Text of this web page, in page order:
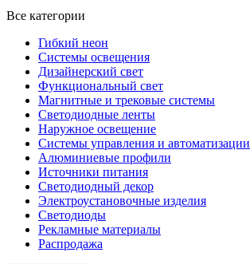
Все категории
Гибкий неон
Системы освещения
Дизайнерский свет
Функциональный свет
Магнитные и трековые системы
Светодиодные ленты
Наружное освещение
Системы управления и автоматизации
Алюминиевые профили
Источники питания
Светодиодный декор
Электроустановочные изделия
Светодиоды
Рекламные материалы
Распродажа